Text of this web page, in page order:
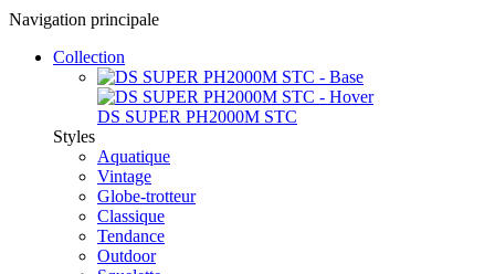
Navigation principale
Collection
DS SUPER PH2000M STC
Styles
Aquatique
Vintage
Globe-trotteur
Classique
Tendance
Outdoor